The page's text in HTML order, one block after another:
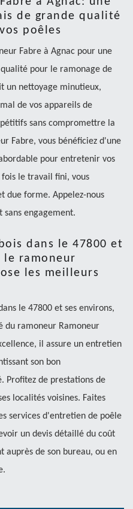
de grande qualité
poêles
Fabre à Agnac pour une
pour le ramonage de
un nettoyage minutieux,
de vos appareils de
sans compromettre la
Fabre, vous bénéficiez d'une
pour entretenir vos
le travail fini, vous
due forme. Appelez-nous
engagement.
dans le 47800 et
le ramoneur
les meilleurs
le 47800 et ses environs,
du ramoneur Ramoneur
il assure un entretien
son bon
Profitez de prestations de
localités voisines. Faites
services d'entretien de poêle
un devis détaillé du coût
auprès de son bureau, ou en